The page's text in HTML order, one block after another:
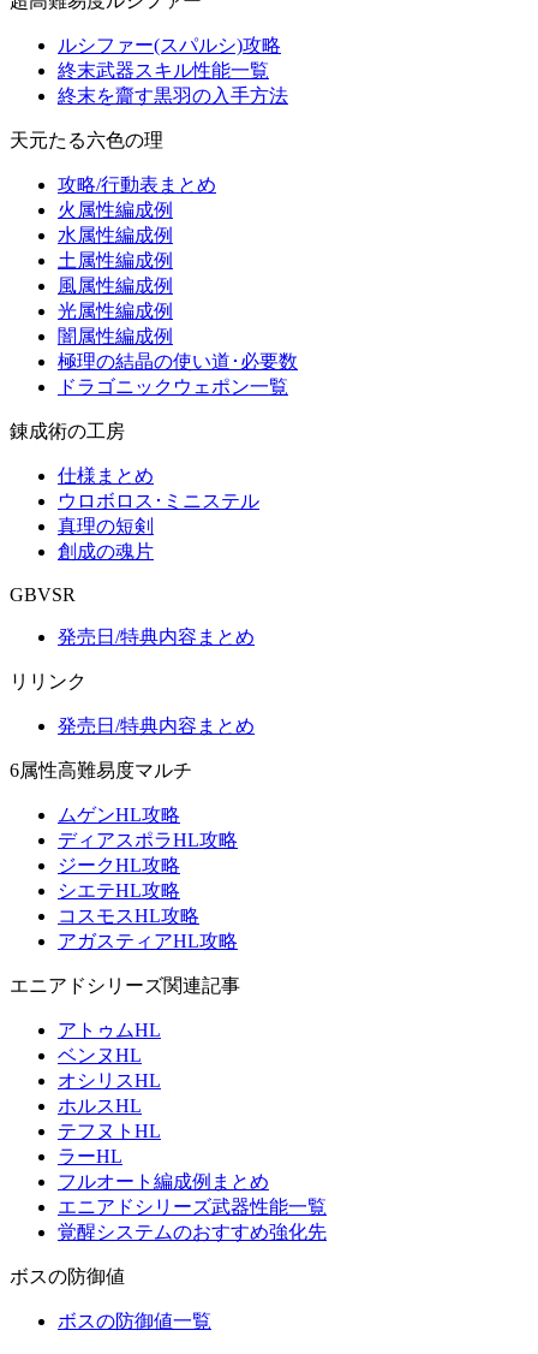
ルシファー(スパルシ)攻略
終末武器スキル性能一覧
終末を齎す黒羽の入手方法
天元たる六色の理
攻略/行動表まとめ
火属性編成例
水属性編成例
土属性編成例
風属性編成例
光属性編成例
闇属性編成例
極理の結晶の使い道･必要数
ドラゴニックウェポン一覧
錬成術の工房
仕様まとめ
ウロボロス･ミニステル
真理の短剣
創成の魂片
GBVSR
発売日/特典内容まとめ
リリンク
発売日/特典内容まとめ
6属性高難易度マルチ
ムゲンHL攻略
ディアスポラHL攻略
ジークHL攻略
シエテHL攻略
コスモスHL攻略
アガスティアHL攻略
エニアドシリーズ関連記事
アトゥムHL
ベンヌHL
オシリスHL
ホルスHL
テフヌトHL
ラーHL
フルオート編成例まとめ
エニアドシリーズ武器性能一覧
覚醒システムのおすすめ強化先
ボスの防御値
ボスの防御値一覧